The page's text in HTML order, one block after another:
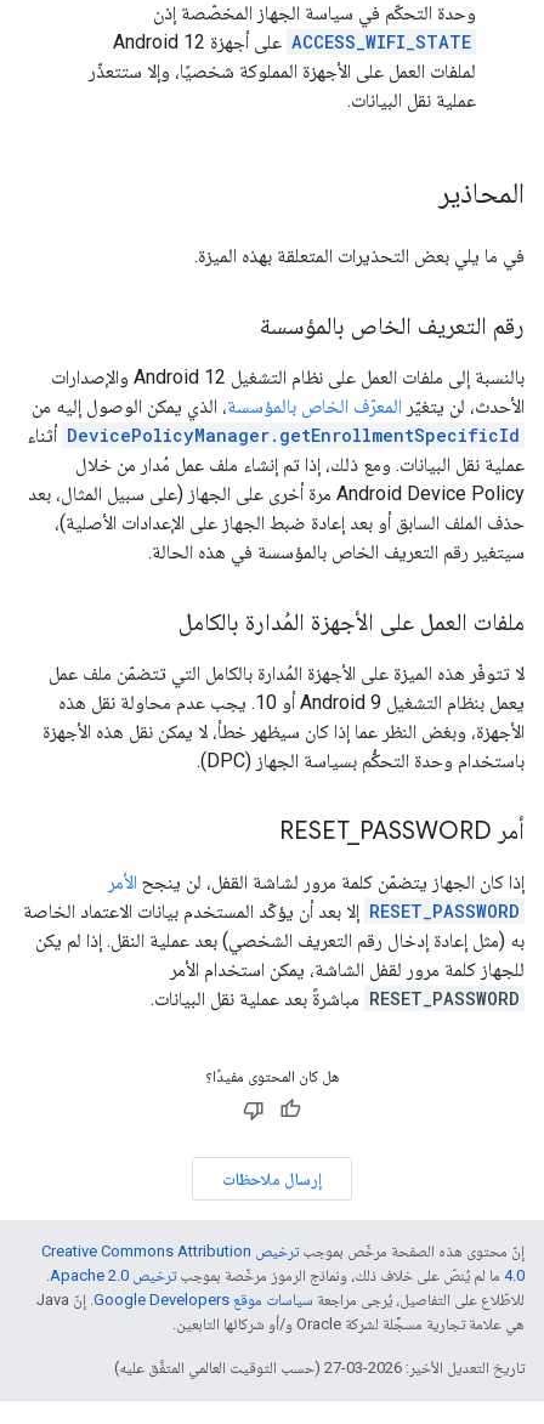
وحدة التحكّم في سياسة الجهاز المخصّصة إذن
ACCESS_WIFI_STATE
على أجهزة Android 12
لملفات العمل على الأجهزة المملوكة شخصيًا، وإلا ستتعذّر
عملية نقل البيانات.
المحاذير
في ما يلي بعض التحذيرات المتعلقة بهذه الميزة.
رقم التعريف الخاص بالمؤسسة
بالنسبة إلى ملفات العمل على نظام التشغيل Android 12 والإصدارات
الأحدث، لن يتغيّر المعرّف الخاص بالمؤسسة، الذي يمكن الوصول إليه من
DevicePolicyManager.getEnrollmentSpecificId أثناء
عملية نقل البيانات. ومع ذلك، إذا تم إنشاء ملف عمل مُدار من خلال
Android Device Policy مرة أخرى على الجهاز (على سبيل المثال، بعد
حذف الملف السابق أو بعد إعادة ضبط الجهاز على الإعدادات الأصلية)،
سيتغير رقم التعريف الخاص بالمؤسسة في هذه الحالة.
ملفات العمل على الأجهزة المُدارة بالكامل
لا تتوفّر هذه الميزة على الأجهزة المُدارة بالكامل التي تتضمّن ملف عمل
يعمل بنظام التشغيل Android 9 أو 10. يجب عدم محاولة نقل هذه
الأجهزة، وبغض النظر عما إذا كان سيظهر خطأ، لا يمكن نقل هذه الأجهزة
باستخدام وحدة التحكُّم بسياسة الجهاز (DPC).
أمر RESET _ PASSWORD
إذا كان الجهاز يتضمّن كلمة مرور لشاشة القفل، لن ينجح الأمر
RESET_PASSWORD إلا بعد أن يؤكّد المستخدم بيانات الاعتماد الخاصة
به (مثل إعادة إدخال رقم التعريف الشخصي) بعد عملية النقل. إذا لم يكن
للجهاز كلمة مرور لقفل الشاشة، يمكن استخدام الأمر
RESET_PASSWORD مباشرةً بعد عملية نقل البيانات.
هل كان المحتوى مفيدًا؟
إرسال ملاحظات
إنّ محتوى هذه الصفحة مرخّص بموجب
ترخيص Creative Commons Attribution
4.0‏ ما لم يُنصّ على خلاف ذلك، ونماذج الرموز مرخّصة بموجبترخيص Apache 2.0‏
.
للاطّلاع على التفاصيل، يُرجى مراجعة سياسات موقع Google Developers‏
. إنّ Java
هي علامة تجارية مسجَّلة لشركة Oracle و/أو شركائها التابعين.
تاريخ التعديل الأخير: 2026-03-27 (حسب التوقيت العالمي المتفَّق عليه)